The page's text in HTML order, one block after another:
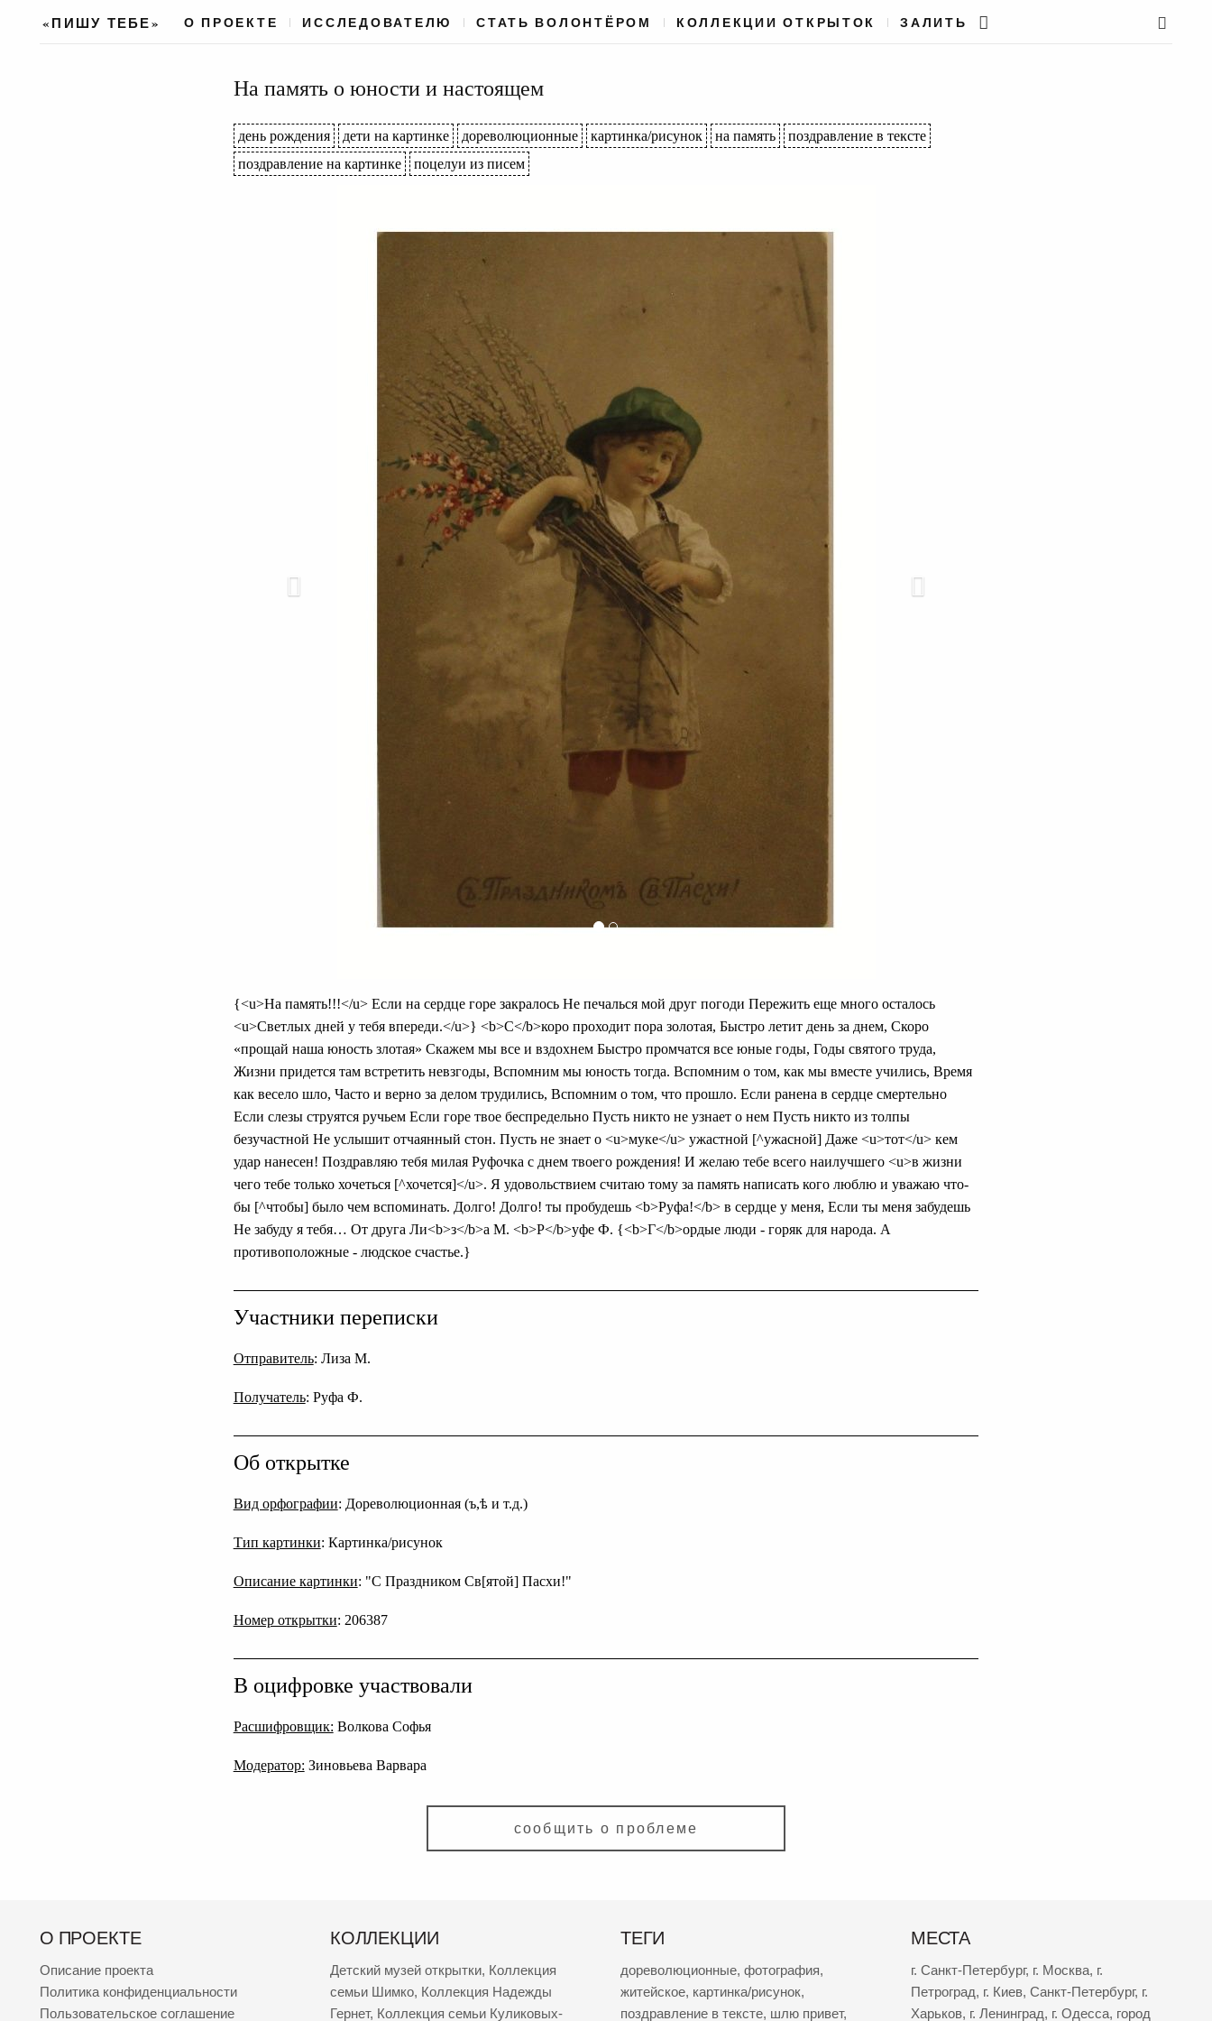
«ПИШУ ТЕБЕ» О ПРОЕКТЕ ИССЛЕДОВАТЕЛЮ СТАТЬ ВОЛОНТЁРОМ КОЛЛЕКЦИИ ОТКРЫТОК ЗАЛИТЬ
На память о юности и настоящем
день рождения дети на картинке дореволюционные картинка/рисунок на память
поздравление в тексте
поздравление на картинке
поцелуи из писем
{<u>На память!!!</u> Если на сердце горе закралось Не печалься мой друг погоди Пережить еще много осталось
<u>Светлых дней у тебя впереди.</u>} <b>С</b>коро проходит пора золотая, Быстро летит день за днем, Скоро
«прощай наша юность злотая» Скажем мы все и вздохнем Быстро промчатся все юные годы, Годы святого труда,
Жизни придется там встретить невзгоды, Вспомним мы юность тогда. Вспомним о том, как мы вместе учились, Время
как весело шло, Часто и верно за делом трудились, Вспомним о том, что прошло. Если ранена в сердце смертельно
Если слезы струятся ручьем Если горе твое беспредельно Пусть никто не узнает о нем Пусть никто из толпы
безучастной Не услышит отчаянный стон. Пусть не знает о <u>муке</u> ужастной [^ужасной] Даже <u>тот</u> кем
удар нанесен! Поздравляю тебя милая Руфочка с днем твоего рождения! И желаю тебе всего наилучшего <u>в жизни
чего тебе только хочеться [^хочется]</u>. Я удовольствием считаю тому за память написать кого люблю и уважаю что-
бы [^чтобы] было чем вспоминать. Долго! Долго! ты пробудешь <b>Руфа!</b> в сердце у меня, Если ты меня забудешь
Не забуду я тебя… От друга Ли<b>з</b>а М. <b>Р</b>уфе Ф. {<b>Г</b>ордые люди - горяк для народа. А
противоположные - людское счастье.}
Участники переписки
Отправитель: Лиза М.
Получатель: Руфа Ф.
Об открытке
Вид орфографии: Дореволюционная (ъ,ѣ и т.д.)
Тип картинки: Картинка/рисунок
Описание картинки: "С Праздником Св[ятой] Пасхи!"
Номер открытки: 206387
В оцифровке участвовали
Расшифровщик: Волкова Софья
Модератор: Зиновьева Варвара
сообщить о проблеме
О ПРОЕКТЕ
Описание проекта
Политика конфиденциальности
Пользовательское соглашение
КОЛЛЕКЦИИ
Детский музей открытки, Коллекция
семьи Шимко, Коллекция Надежды
Гернет, Коллекция семьи Куликовых-
ТЕГИ
дореволюционные, фотография,
житейское, картинка/рисунок,
поздравление в тексте, шлю привет,
МЕСТА
г. Санкт-Петербург, г. Москва, г.
Петроград, г. Киев, Санкт-Петербург, г.
Харьков, г. Ленинград, г. Одесса, город